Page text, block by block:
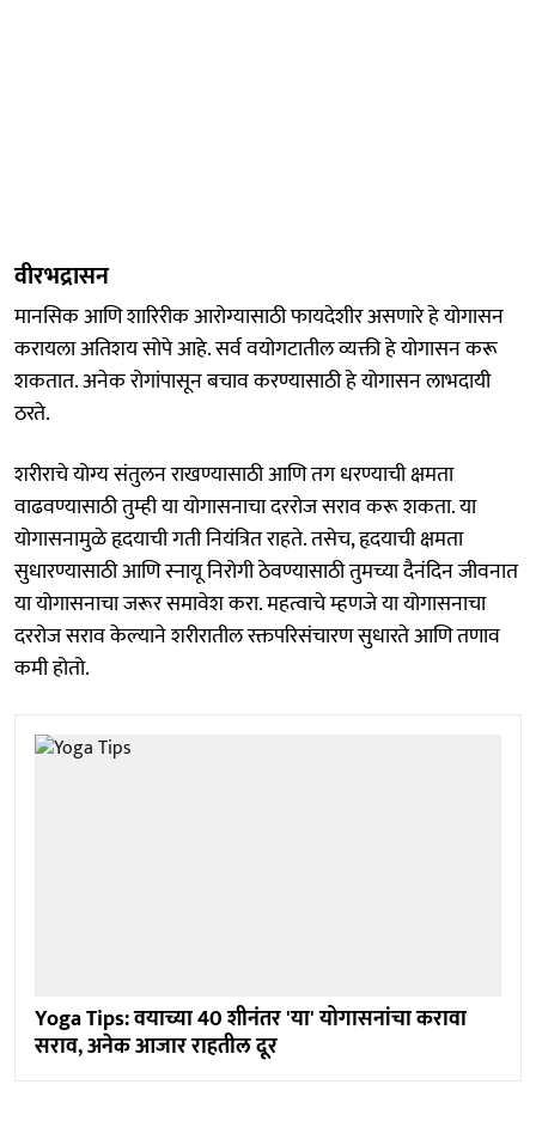
वीरभद्रासन
मानसिक आणि शारिरीक आरोग्यासाठी फायदेशीर असणारे हे योगासन
करायला अतिशय सोपे आहे. सर्व वयोगटातील व्यक्ती हे योगासन करू
शकतात. अनेक रोगांपासून बचाव करण्यासाठी हे योगासन लाभदायी
ठरते.
शरीराचे योग्य संतुलन राखण्यासाठी आणि तग धरण्याची क्षमता
वाढवण्यासाठी तुम्ही या योगासनाचा दररोज सराव करू शकता. या
योगासनामुळे हृदयाची गती नियंत्रित राहते. तसेच, हृदयाची क्षमता
सुधारण्यासाठी आणि स्नायू निरोगी ठेवण्यासाठी तुमच्या दैनंदिन जीवनात
या योगासनाचा जरूर समावेश करा. महत्वाचे म्हणजे या योगासनाचा
दररोज सराव केल्याने शरीरातील रक्तपरिसंचारण सुधारते आणि तणाव
कमी होतो.
Yoga Tips: वयाच्या 40 शीनंतर 'या' योगासनांचा करावा
सराव, अनेक आजार राहतील दूर